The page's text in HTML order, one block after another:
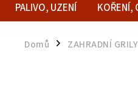
PALIVO, UZENÍ
KOŘENÍ,
Domů / ZAHRADNÍ GRILY